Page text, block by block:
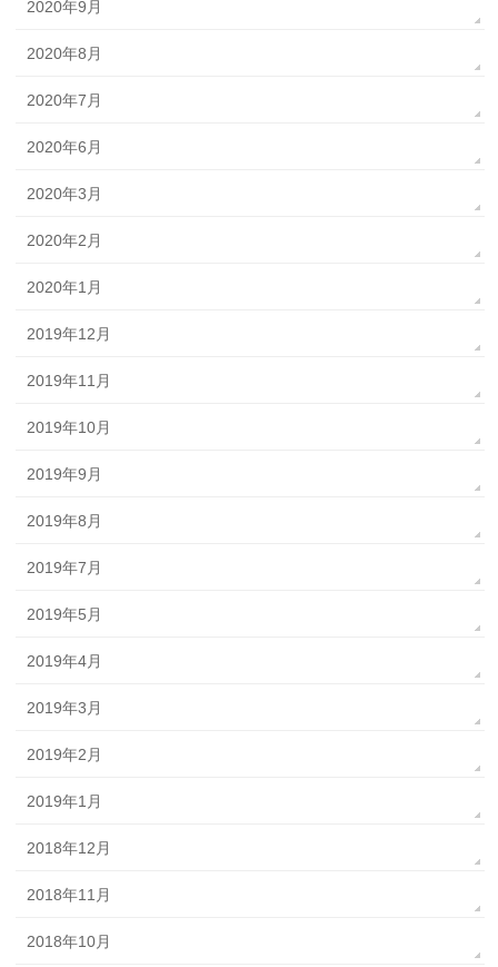
2020年9月
2020年8月
2020年7月
2020年6月
2020年3月
2020年2月
2020年1月
2019年12月
2019年11月
2019年10月
2019年9月
2019年8月
2019年7月
2019年5月
2019年4月
2019年3月
2019年2月
2019年1月
2018年12月
2018年11月
2018年10月